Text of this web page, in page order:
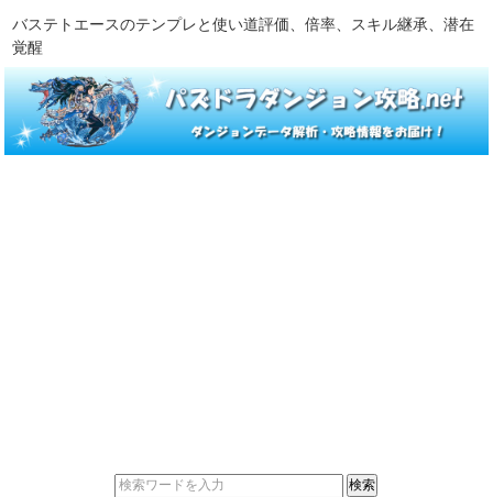
バステトエースのテンプレと使い道評価、倍率、スキル継承、潜在
覚醒